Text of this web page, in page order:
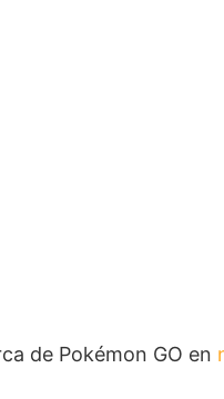
de Pokémon GO en